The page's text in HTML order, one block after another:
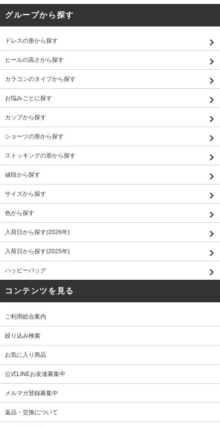
グループから探す
ドレスの形から探す
ヒールの高さから探す
カラコンのタイプから探す
お悩みごとに探す
カップから探す
ショーツの形から探す
ストッキングの形から探す
値段から探す
サイズから探す
色から探す
入荷日から探す(2026年)
入荷日から探す(2025年)
ハッピーバッグ
コンテンツを見る
ご利用総合案内
絞り込み検索
お気に入り商品
公式LINEお友達募集中
メルマガ登録募集中
返品・交換について